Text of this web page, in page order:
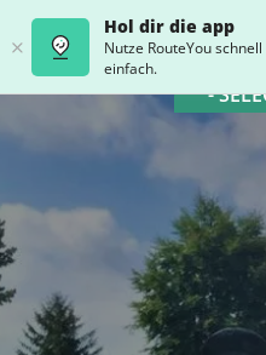
Hol dir die app
Nutze RouteYou
einfach.
-